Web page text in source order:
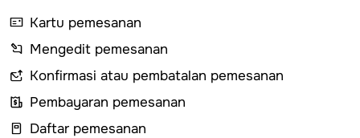
Kartu pemesanan
Mengedit pemesanan
Konfirmasi atau pembatalan pemesanan
Pembayaran pemesanan
Daftar pemesanan